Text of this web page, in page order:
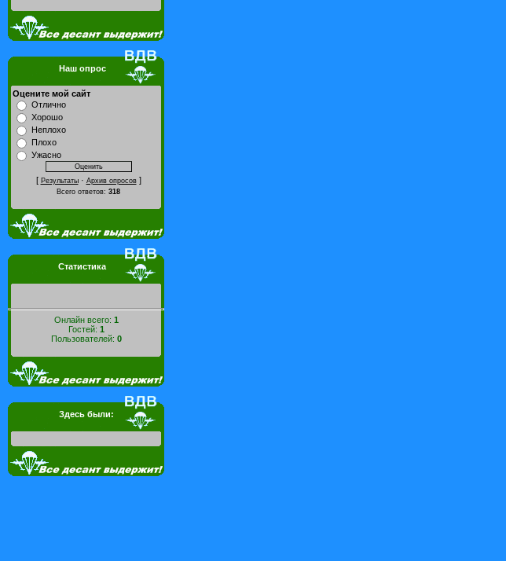
Наш опрос
Оцените мой сайт
Отлично
Хорошо
Неплохо
Плохо
Ужасно
[ Результаты· Архив опросов]
Всего ответов: 318
Статистика
Онлайн всего: 1
Гостей: 1
Пользователей: 0
Здесь были: